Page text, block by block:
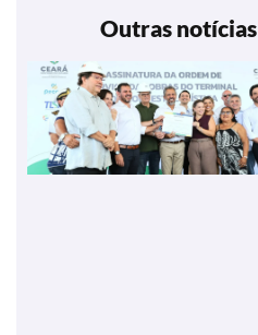
Outras notícias